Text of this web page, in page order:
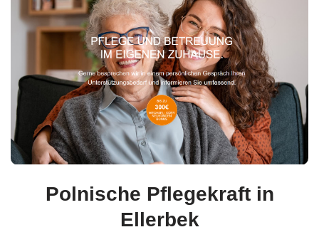
Polnische Pflegekraft in
Ellerbek